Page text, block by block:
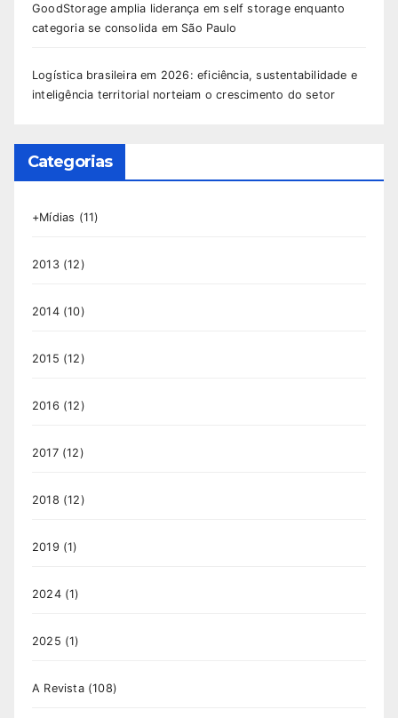
GoodStorage amplia liderança em self storage enquanto
categoria se consolida em São Paulo
Logística brasileira em 2026: eficiência, sustentabilidade e
inteligência territorial norteiam o crescimento do setor
Categorias
+Mídias (11)
2013(12)
2014(10)
2015 (12)
2016 (12)
2017(12)
2018 (12)
2019 (1)
2024(1)
2025 (1)
A Revista(108)